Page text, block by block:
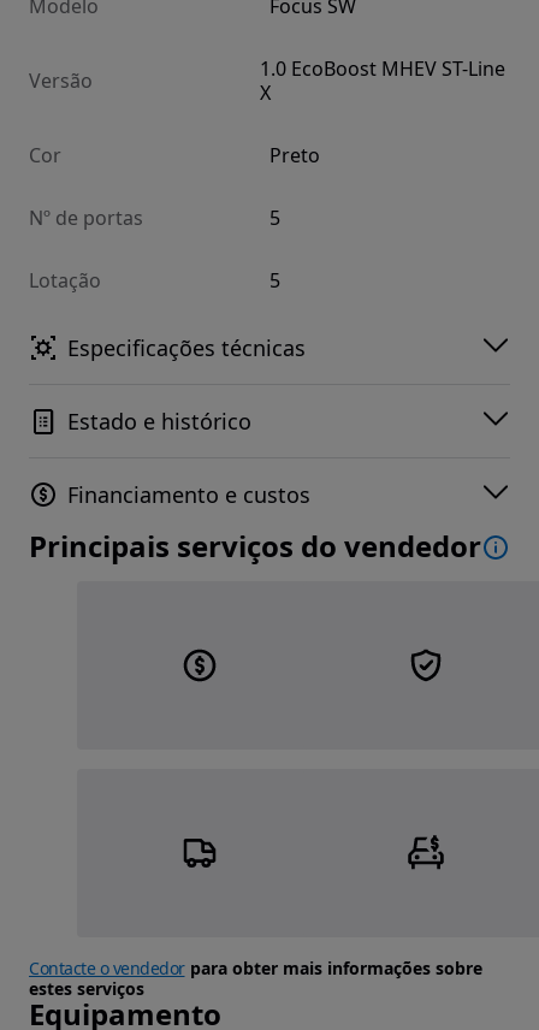
Modelo Focus SW
Versão
1.0 EcoBoost MHEV ST-Line
X
Cor Preto
Nº de portas 5
Lotação 5
Especificações técnicas
Estado e histórico
Financiamento e custos
Principais serviços do vendedor
Contacte o vendedorpara obter mais informações sobre
estes serviços
Equipamento